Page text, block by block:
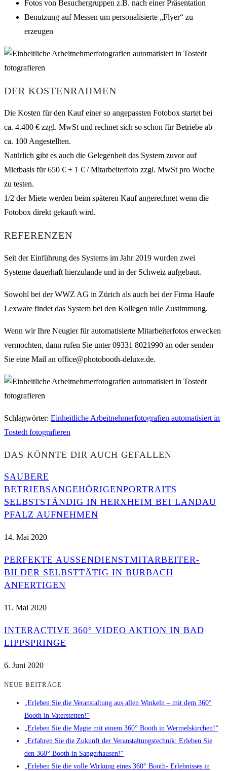
Fotos von Besuchergruppen z.B. nach einer Präsentation
Benutzung auf Messen um personalisierte „Flyer“ zu
erzeugen
DER KOSTENRAHMEN
Die Kosten für den Kauf einer so angepassten Fotobox startet bei
ca. 4.400 € zzgl. MwSt und rechnet sich so schon für Betriebe ab
ca. 100 Angestellten.
Natürlich gibt es auch die Gelegenheit das System zuvor auf
Mietbasis für 650 € + 1 € / Mitarbeiterfoto zzgl. MwSt pro Woche
zu testen.
1/2 der Miete werden beim späteren Kauf angerechnet wenn die
Fotobox direkt gekauft wird.
REFERENZEN
Seit der Einführung des Systems im Jahr 2019 wurden zwei
Systeme dauerhaft hierzulande und in der Schweiz aufgebaut.
Sowohl bei der WWZ AG in Zürich als auch bei der Firma Haufe
Lexware findet das System bei den Kollegen tolle Zustimmung.
Wenn wir Ihre Neugier für automatisierte Mitarbeiterfotos erwecken
vermochten, dann rufen Sie unter 09331 8021990 an oder senden
Sie eine Mail an office@photobooth-deluxe.de.
Schlagwörter: Einheitliche Arbeitnehmerfotografien automatisiert in
Tostedt fotografieren
DAS KÖNNTE DIR AUCH GEFALLEN
SAUBERE
BETRIEBSANGEHÖRIGENPORTRAITS
SELBSTSTÄNDIG IN HERXHEIM BEI LANDAU
PFALZ AUFNEHMEN
14. Mai 2020
PERFEKTE AUSSENDIENSTMITARBEITER-B
ILDER SELBSTTÄTIG IN BURBACH A
NFERTIGEN
11. Mai 2020
INTERACTIVE 360° VIDEO AKTION IN BAD
LIPPSPRINGE
6. Juni 2020
NEUE BEITRÄGE
„Erleben Sie die Veranstaltung aus allen Winkeln – mit dem 360°
Booth in Vaterstetten!“
„Erleben Sie die Magie mit einem 360° Booth in Wermelskirchen!“
„Erfahren Sie die Zukunft der Veranstaltungstechnik: Erleben Sie
den 360° Booth in Sangerhausen!“
„Erleben Sie die volle Wirkung eines 360° Booth- Erlebnisses in